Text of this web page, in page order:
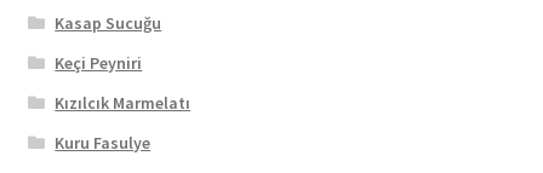
Kasap Sucuğu
Keçi Peyniri
Kızılcık Marmelatı
Kuru Fasulye